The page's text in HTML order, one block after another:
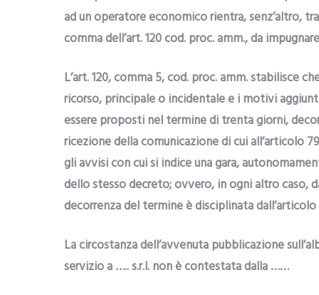
ad un operatore economico rientra, senz’altro,
comma dell’art. 120 cod. proc. amm., da
L’art. 120, comma 5, cod. proc. amm. stabilisce
ricorso, principale o incidentale e i motivi
essere proposti nel termine di trenta giorni,
ricezione della comunicazione di cui all’articolo
gli avvisi con cui si indice una gara,
dello stesso decreto; ovvero, in ogni altro caso,
decorrenza del termine è disciplinata dall’articolo
La circostanza dell’avvenuta pubblicazione
servizio a ….. s.r.l. non è contestata dalla ……